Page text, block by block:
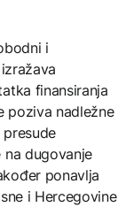
i
finansiranja
poziva nadležne
na dugovanje
ponavlja
i Hercegovine